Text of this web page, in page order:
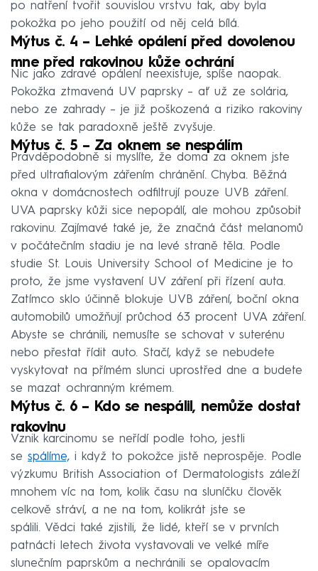
po natření tvořit souvislou vrstvu tak, aby byla
pokožka po jeho použití od něj celá bílá.
Mýtus č. 4 – Lehké opálení před dovolenou
mne před rakovinou kůže ochrání
Nic jako zdravé opálení neexistuje, spíše naopak.
Pokožka ztmavená UV paprsky – ať už ze solária,
nebo ze zahrady – je již poškozená a riziko rakoviny
kůže se tak paradoxně ještě zvyšuje.
Mýtus č. 5 – Za oknem se nespálím
Pravděpodobně si myslíte, že doma za oknem jste
před ultrafialovým zářením chránění. Chyba. Běžná
okna v domácnostech odfiltrují pouze UVB záření.
UVA paprsky kůži sice nepopálí, ale mohou způsobit
rakovinu. Zajímavé také je, že značná část melanomů
v počátečním stadiu je na levé straně těla. Podle
studie St. Louis University School of Medicine je to
proto, že jsme vystavení UV záření při řízení auta.
Zatímco sklo účinně blokuje UVB záření, boční okna
automobilů umožňují průchod 63 procent UVA záření.
Abyste se chránili, nemusíte se schovat v suterénu
nebo přestat řídit auto. Stačí, když se nebudete
vyskytovat na přímém slunci uprostřed dne a budete
se mazat ochranným krémem.
Mýtus č. 6 – Kdo se nespálil, nemůže dostat
rakovinu
Vznik karcinomu se neřídí podle toho, jestli
se spálíme, i když to pokožce jistě neprospěje. Podle
výzkumu British Association of Dermatologists záleží
mnohem víc na tom, kolik času na sluníčku člověk
celkově stráví, a ne na tom, kolikrát jste se
spálili. Vědci také zjistili, že lidé, kteří se v prvních
patnácti letech života vystavovali ve velké míře
slunečním paprskům a nechránili se opalovacím